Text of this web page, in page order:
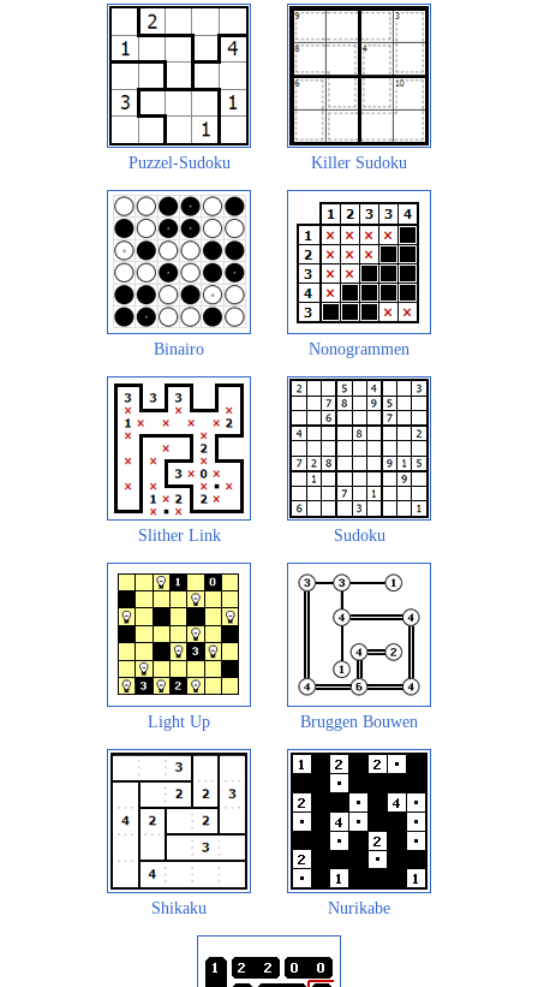
Puzzel-Sudoku Killer Sudoku
Binairo Nonogrammen
Slither Link Sudoku
Light Up Bruggen Bouwen
Shikaku Nurikabe